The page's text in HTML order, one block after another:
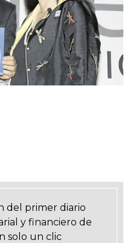
del primer diario
y financiero de
solo un clic